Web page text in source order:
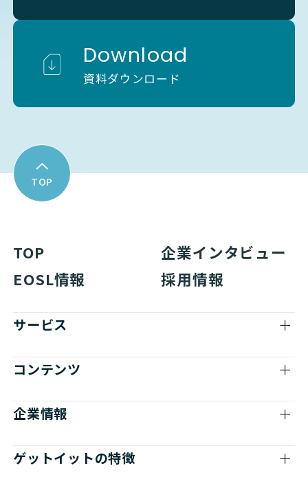
Download
資料ダウンロード
TOP
TOP
企業インタビュー
EOSL情報
採用情報
サービス
コンテンツ
企業情報
ゲットイットの特徴